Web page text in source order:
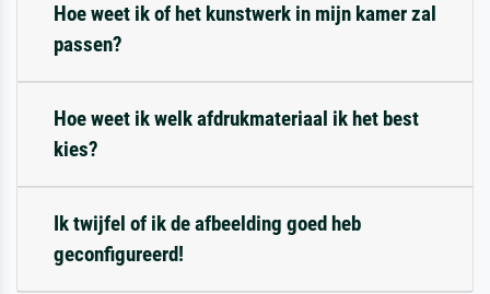
Hoe weet ik of het kunstwerk in mijn kamer zal
passen?
Hoe weet ik welk afdrukmateriaal ik het best
kies?
Ik twijfel of ik de afbeelding goed heb
geconfigureerd!